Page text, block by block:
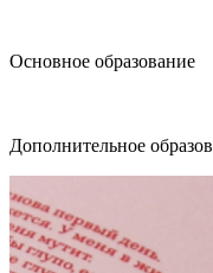
Основное образование
Дополнительное